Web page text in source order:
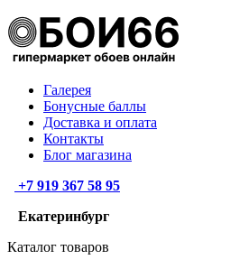
Галерея
Бонусные баллы
Доставка и оплата
Контакты
Блог магазина
+7 919 367 58 95
Екатеринбург
Каталог товаров